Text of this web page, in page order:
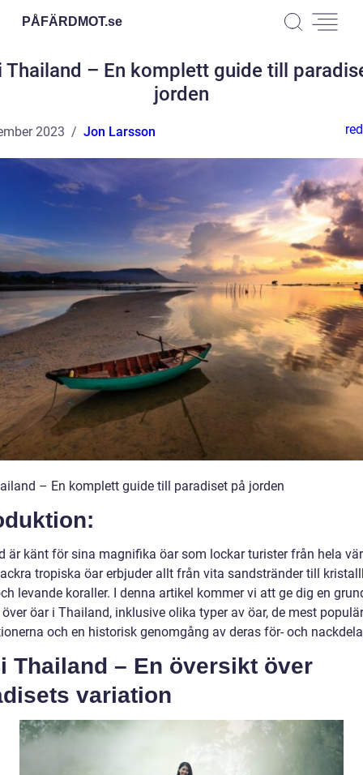
PÅFÄRDMOT.se
Thailand – En komplett guide till
jorden
2023 Jon Larsson
– En komplett guide till paradiset på jorden
är känt för sina magnifika öar som lockar turister från hela
tropiska öar erbjuder allt från vita sandstränder till
levande koraller. I denna artikel kommer vi att ge dig en
öar i Thailand, inklusive olika typer av öar, de mest
och en historisk genomgång av deras för- och
Thailand – En översikt över
variation